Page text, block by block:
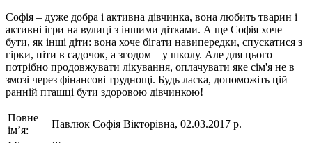
Софія – дуже добра і активна дівчинка, вона любить тварин і
активні ігри на вулиці з іншими дітками. А ще Софія хоче
бути, як інші діти: вона хоче бігати навипередки, спускатися з
гірки, піти в садочок, а згодом – у школу. Але для цього
потрібно продовжувати лікування, оплачувати яке сім'я не в
змозі через фінансові труднощі. Будь ласка, допоможіть цій
ранній пташці бути здоровою дівчинкою!
Повне
ім’я:
Павлюк Софія Вікторівна, 02.03.2017 р.